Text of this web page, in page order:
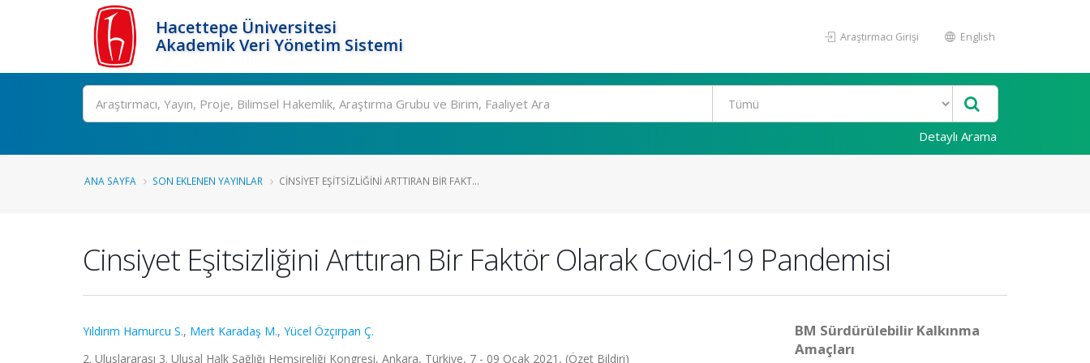
Hacettepe Üniversitesi
Akademik Veri Yönetim Sistemi
Araştırmacı Girişi English
Ara
Detaylı Arama
ANA SAYFA SON EKLENEN YAYINLAR CINSIYET EŞITSIZLIĞINI ARTTIRAN BIR FAKT...
Cinsiyet Eşitsizliğini Arttıran Bir Faktör Olarak Covid-19 Pandemisi
Yıldırım Hamurcu S., Mert Karadaş M., Yücel Özçırpan Ç.
2. Uluslararası 3. Ulusal Halk Sağlığı Hemşireliği Kongresi, Ankara, Türkiye, 7 - 09 Ocak 2021, (Özet Bildiri)
BM Sürdürülebilir Kalkınma
Amaçları